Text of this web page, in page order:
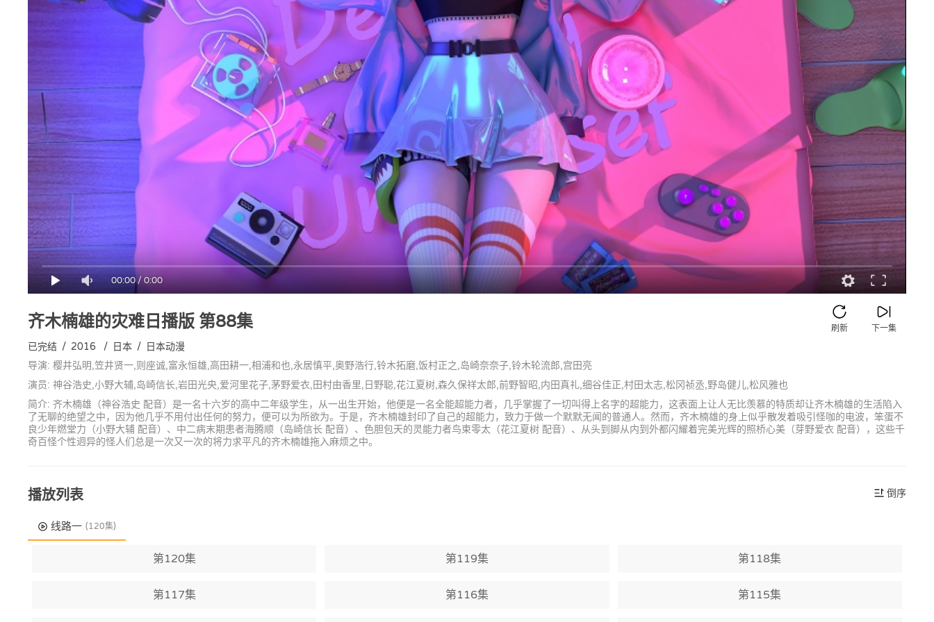
00:00/0:00
齐木楠雄的灾难日播版第88集 下一集
刷新
已完结 / 2016 / 日本 / 日本动漫
导演: 樱井弘明,笠井贤一,则座诚,富永恒雄,高田耕一,相浦和也,永居慎平,奥野浩行,铃木拓磨,饭村正之,岛崎奈奈子,铃木轮流郎,宫田亮
演员: 神谷浩史,小野大辅,岛崎信长,岩田光央,爱河里花子,茅野爱衣,田村由香里,日野聪,花江夏树,森久保祥太郎,前野智昭,内田真礼,细谷佳正,村田太志,松冈祯丞,野岛健儿,松风雅也
简介: 齐木楠雄（神谷浩史 配音）是一名十六岁的高中二年级学生，从一出生开始，他便是一名全能超能力者，几乎掌握了一切叫得上名字的超能力，这表面上让人无比羡慕的特质却让齐木楠雄的生活陷入
了无聊的绝望之中，因为他几乎不用付出任何的努力，便可以为所欲为。于是，齐木楠雄封印了自己的超能力，致力于做一个默默无闻的普通人。然而，齐木楠雄的身上似乎散发着吸引怪咖的电波，笨蛋不
良少年燃堂力（小野大辅 配音）、中二病末期患者海腾顺（岛崎信长 配音）、色胆包天的灵能力者鸟束零太（花江夏树 配音）、从头到脚从内到外都闪耀着完美光辉的照桥心美（芽野爱衣 配音），这些千
奇百怪个性迥异的怪人们总是一次又一次的将力求平凡的齐木楠雄拖入麻烦之中。
播放列表 倒序
线路一 (120集)
第120集 第119集 第118集
第117集 第116集 第115集